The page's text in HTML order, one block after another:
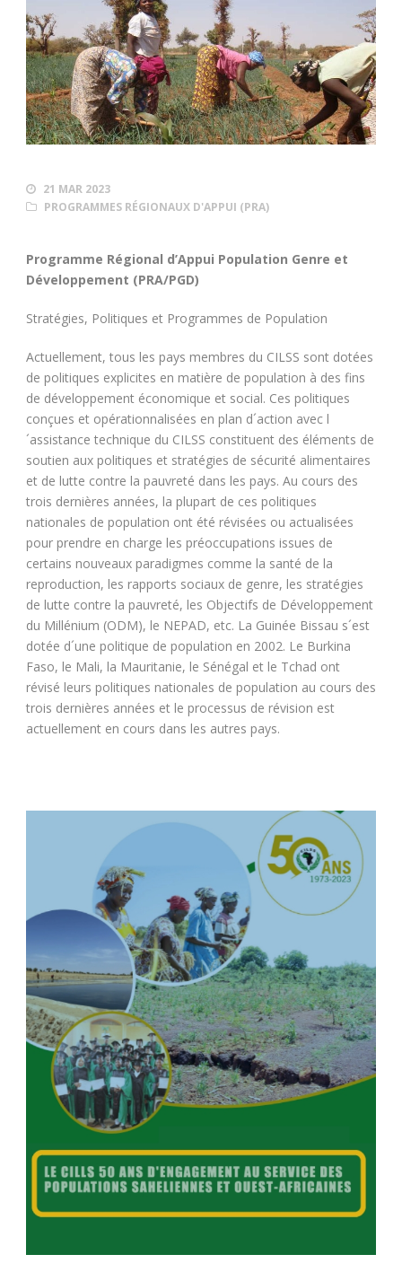
21 MAR 2023
PROGRAMMES RÉGIONAUX D'APPUI (PRA)
Programme Régional d’Appui Population Genre et
Développement (PRA/PGD)
Stratégies, Politiques et Programmes de Population
Actuellement, tous les pays membres du CILSS sont dotées
de politiques explicites en matière de population à des fins
de développement économique et social. Ces politiques
conçues et opérationnalisées en plan d´action avec l
´assistance technique du CILSS constituent des éléments de
soutien aux politiques et stratégies de sécurité alimentaires
et de lutte contre la pauvreté dans les pays. Au cours des
trois dernières années, la plupart de ces politiques
nationales de population ont été révisées ou actualisées
pour prendre en charge les préoccupations issues de
certains nouveaux paradigmes comme la santé de la
reproduction, les rapports sociaux de genre, les stratégies
de lutte contre la pauvreté, les Objectifs de Développement
du Millénium (ODM), le NEPAD, etc. La Guinée Bissau s´est
dotée d´une politique de population en 2002. Le Burkina
Faso, le Mali, la Mauritanie, le Sénégal et le Tchad ont
révisé leurs politiques nationales de population au cours des
trois dernières années et le processus de révision est
actuellement en cours dans les autres pays.